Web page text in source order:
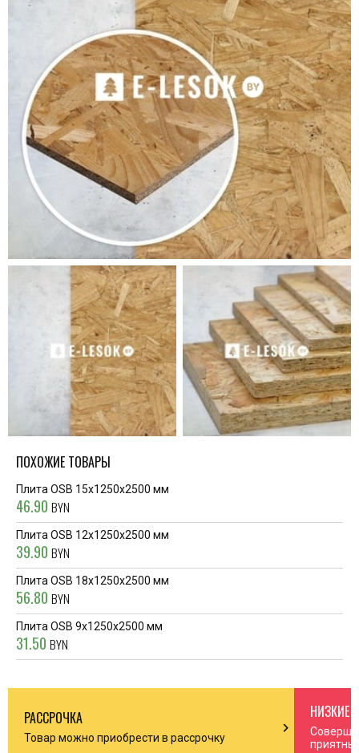
ПОХОЖИЕ ТОВАРЫ
Плита OSB 15х1250х2500 мм
46.90 BYN
Плита OSB 12х1250х2500 мм
39.90 BYN
Плита OSB 18х1250х2500 мм
56.80 BYN
Плита OSB 9х1250х2500 мм
31.50 BYN
РАССРОЧКА
Товар можно приобрести в рассрочку chevron_right
НИЗКИЕ